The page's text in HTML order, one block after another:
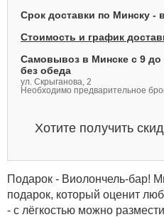
Срок доставки по Минску -
Стоимость и график
Самовывоз в Минске с 9 до
без обеда
ул. Скрыганова, 2
Необходимо предварительное
Хотите получить
Подарок - Виолончель-бар!
подарок, который оценит
- с лёгкостью можно